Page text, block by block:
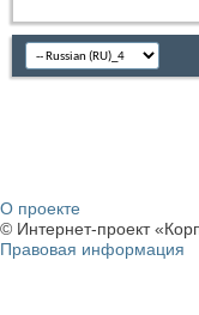
О проекте
© Интернет-проект
Правовая информация